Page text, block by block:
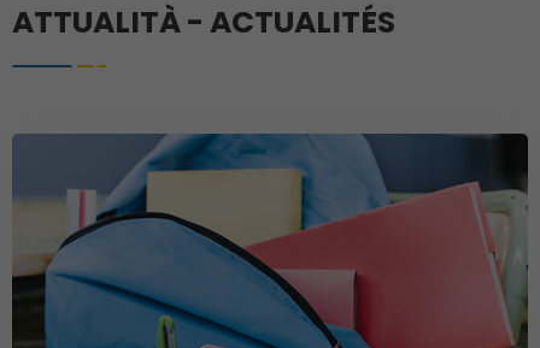
ATTUALITÀ - ACTUALITÉS